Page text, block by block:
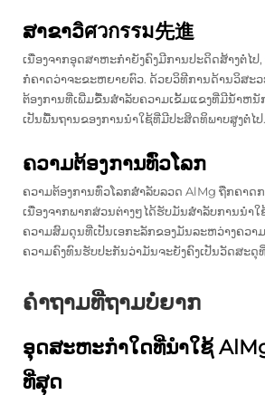
ສາຂາວิศวกรรม先進
ເນື່ອງຈາກອຸດສາຫະກໍາຍັງຄົງມີການປະດິດສ້າງຕໍ່ໄປ
ກໍຄາດວ່າຈະຂະຫຍາຍຕົວ. ດ້ວຍວິທີການດ້ານວິສະ
ຕ້ອງການທີ່ເພີ່ມຂື້ນສໍາລັບຄວາມເຂັ້ມແຂງທີ່ມີນ້ໍາຫນັ
ເປັນພື້ນຖານຂອງການນໍາໃຊ້ທີ່ມີປະສິດທິພາບສູງຕໍ່ໄປ.
ຄວາມຕ້ອງການທົ່ວໂລກ
ຄວາມຕ້ອງການທົ່ວໂລກສໍາລັບລວດ AlMg ຖືກຄາດ
ເນື່ອງຈາກພາກສ່ວນຕ່າງໆໄດ້ຮັບມັນສໍາລັບການນໍາ
ຄວາມສົມດຸນທີ່ເປັນເອກະລັກຂອງມັນລະຫວ່າງຄວາ
ຄວາມຄົງທົນຮັບປະກັນວ່າມັນຈະຍັງຄົງເປັນວັດສະດຸ
ຄຳຖາມທີ່ຖາມບໍ່ຍາກ
ອຸດສະຫະກຳໃດທີ່ນຳໃຊ້
ທີ່ສຸດ